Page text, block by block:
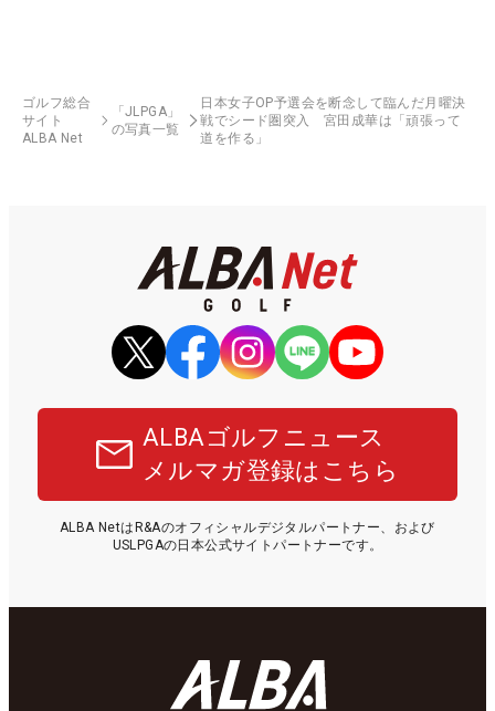
ゴルフ総合
サイト
ALBA Net
「JLPGA」
の写真一覧
日本女子OP予選会を断念して臨んだ月曜決
戦でシード圏突入 宮田成華は「頑張って
道を作る」
ALBAゴルフニュース
メルマガ登録はこちら
ALBA NetはR&Aのオフィシャルデジタルパートナー、および
USLPGAの日本公式サイトパートナーです。